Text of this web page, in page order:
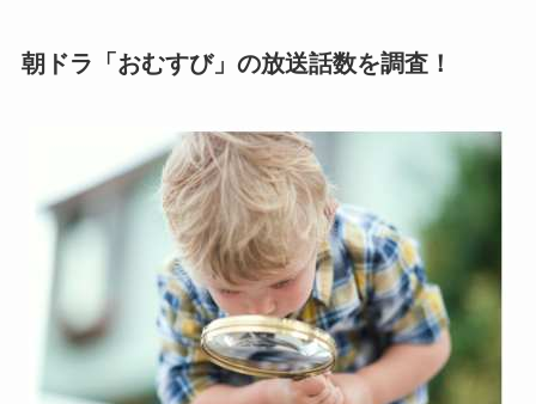
朝ドラ「おむすび」の放送話数を調査！